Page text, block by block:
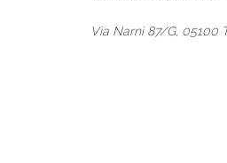
Via Narni 87/G, 05100